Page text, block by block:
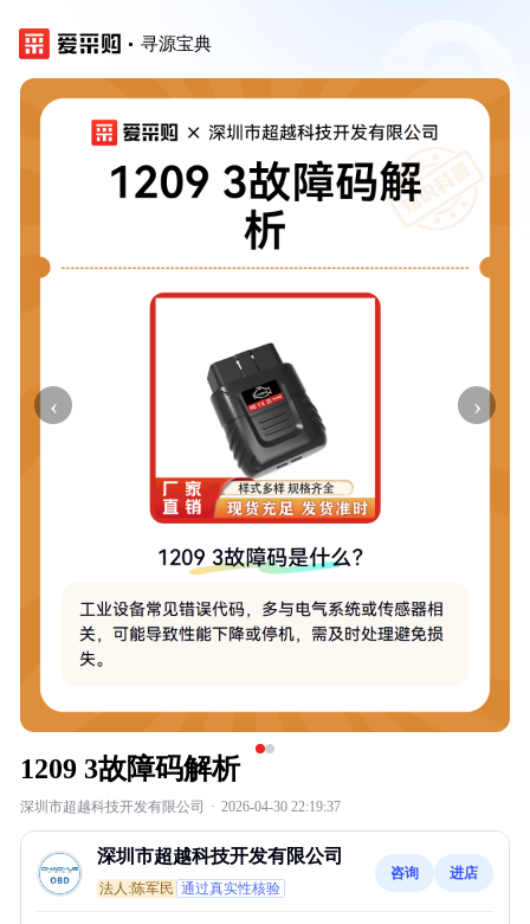
寻源宝典
‹ ›
1209 3故障码解析
深圳市超越科技开发有限公司 · 2026-04-30 22:19:37
深圳市超越科技开发有限公司
法人:陈军民 通过真实性核验
咨询 进店